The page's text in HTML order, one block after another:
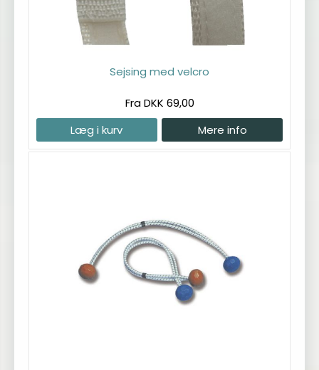
Sejsing med velcro
Fra DKK 69,00
Læg i kurv
Mere info